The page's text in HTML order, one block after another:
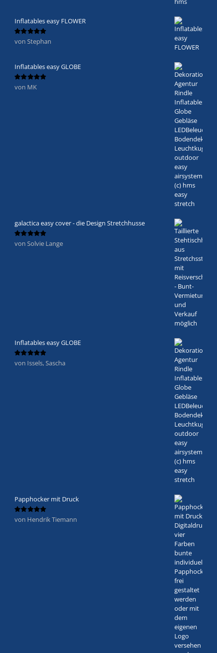
Inflatables easy FLOWER
Bewertet
von 5
von Stephan
Inflatables easy GLOBE
Bewertet
von MK
galactica easy cover - die Design Stretchhusse
Bewertet
von Solvie Lange
Inflatables easy GLOBE
Bewertet
von Issels, Sascha
Papphocker mit Druck
Bewertet
von Hendrik Tiemann